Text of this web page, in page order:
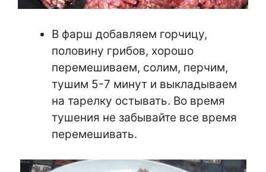
В фарш добавляем горчицу,
половину грибов, хорошо
перемешиваем, солим, перчим,
тушим 5-7 минут и выкладываем
на тарелку остывать. Во время
тушения не забывайте все время
перемешивать.